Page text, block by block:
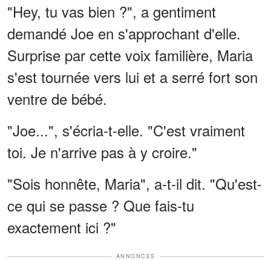
"Hey, tu vas bien ?", a gentiment
demandé Joe en s'approchant d'elle.
Surprise par cette voix familière, Maria
s'est tournée vers lui et a serré fort son
ventre de bébé.
"Joe...", s'écria-t-elle. "C'est vraiment
toi. Je n'arrive pas à y croire."
"Sois honnête, Maria", a-t-il dit. "Qu'est-
ce qui se passe ? Que fais-tu
exactement ici ?"
ANNONCES